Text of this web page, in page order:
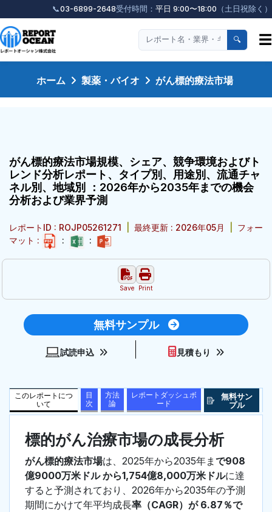
📞03-6899-2648受付時間： 平日 9:00〜18:00 （土日祝除く）
🔍 ☰
ホーム 製薬・バイオ がん標的療法市場
がん標的療法市場規模、シェア、競争環境およびト
レンド分析レポート、タイプ別、用途別、流通チャ
ネル別、地域別 ：2026年から2035年までの機会
分析および業界予測
レポートID : ROJP05261271 最終更新 : 2026年05月
フォー
マット :
: :
Save Print
無料サンプル
試読申込 見積もり
このレポートにつ
いて
目
次
方法
論
レポートダッシュボ
ード
無料サン
プル
標的がん治療市場の成長分析
がん標的療法市場は、2025年から2035年ま で908
億9000万米ドル から1,754億8,000万米ドルに達
すると予測されており、2026年から2035年の予測
期間にかけて年平均成長率（CAGR）が 6.87％で